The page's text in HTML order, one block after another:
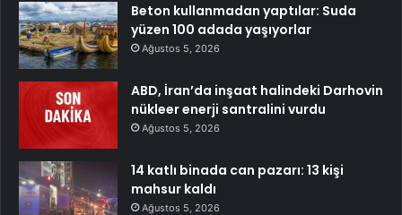
Beton kullanmadan yaptılar: Suda
yüzen 100 adada yaşıyorlar
Ağustos 5, 2026
ABD, İran’da inşaat halindeki Darhovin
nükleer enerji santralini vurdu
Ağustos 5, 2026
14 katlı binada can pazarı: 13 kişi
mahsur kaldı
Ağustos 5, 2026